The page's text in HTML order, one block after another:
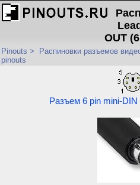
OUT
Pinouts > Распиновки разъемов
pinouts
Разъем 6 pin mini-